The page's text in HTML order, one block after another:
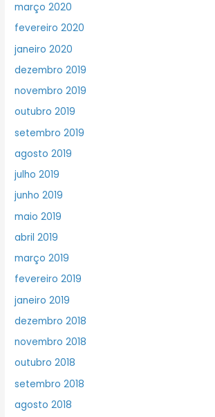
março 2020
fevereiro 2020
janeiro 2020
dezembro 2019
novembro 2019
outubro 2019
setembro 2019
agosto 2019
julho 2019
junho 2019
maio 2019
abril 2019
março 2019
fevereiro 2019
janeiro 2019
dezembro 2018
novembro 2018
outubro 2018
setembro 2018
agosto 2018